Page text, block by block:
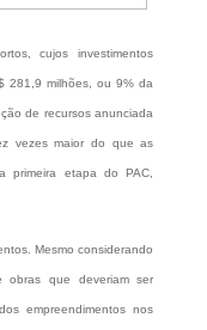
cujos investimentos
281,9 milhões, ou 9% da
de recursos anunciada
vezes maior do que as
primeira etapa do PAC,
Mesmo considerando
que deveriam ser
empreendimentos nos